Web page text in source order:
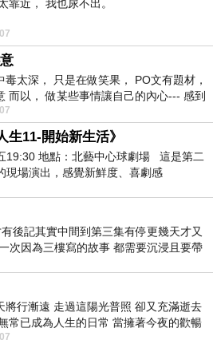
靠近， 我也尿不出。
毒太深， 只是在做笑果， PO文有題材，
而以， 做某些事情讓自己的內心--- 感到
11-開始新生活》
19:30 地點：北藝中心球劇場 這是第二
現場演出，感覺新鮮度、喜劇感
後記其實中間到第三集有停更幾天才又
次因為三樓寫的故事 都需要沉浸且要帶
將行漸遠 走過這陽光普照 卻又充滿逝去
常已成為人生的日常 當擁著今夜的歡暢
驟成昨日 而明晨 太陽